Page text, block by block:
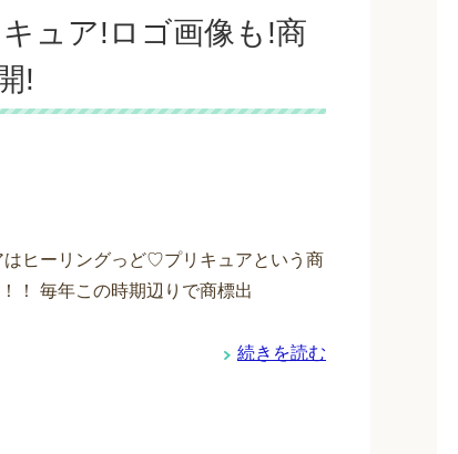
ュア!ロゴ画像も!商
!
はヒーリングっど♡プリキュアという商
！ 毎年この時期辺りで商標出
続きを読む